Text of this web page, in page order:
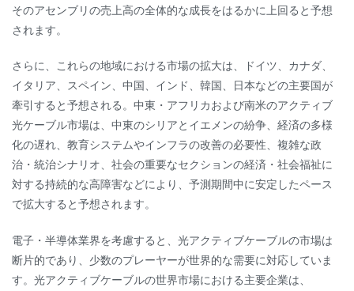
そのアセンブリの売上高の全体的な成長をはるかに上回ると予想
されます。
さらに、これらの地域における市場の拡大は、ドイツ、カナダ、
イタリア、スペイン、中国、インド、韓国、日本などの主要国が
牽引すると予想される。中東・アフリカおよび南米のアクティブ
光ケーブル市場は、中東のシリアとイエメンの紛争、経済の多様
化の遅れ、教育システムやインフラの改善の必要性、複雑な政
治・統治シナリオ、社会の重要なセクションの経済・社会福祉に
対する持続的な高障害などにより、予測期間中に安定したペース
で拡大すると予想されます。
電子・半導体業界を考慮すると、光アクティブケーブルの市場は
断片的であり、少数のプレーヤーが世界的な需要に対応していま
す。光アクティブケーブルの世界市場における主要企業は、